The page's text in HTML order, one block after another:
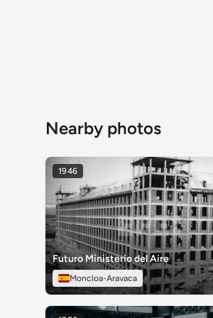
Nearby photos
1946
Futuro Ministerio del Aire
Moncloa-Aravaca